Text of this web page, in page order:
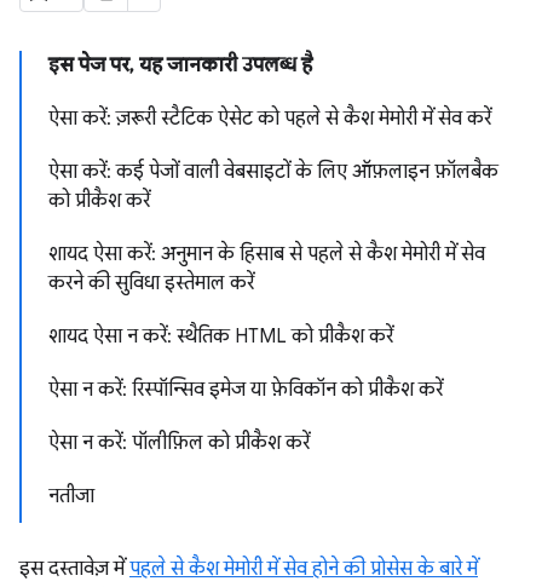
इस पेज पर, यह जानकारी उपलब्ध है
ऐसा करें: ज़रूरी स्टैटिक ऐसेट को पहले से कैश मेमोरी में सेव करें
ऐसा करें: कई पेजों वाली वेबसाइटों के लिए ऑफ़लाइन फ़ॉलबैक
को प्रीकैश करें
शायद ऐसा करें: अनुमान के हिसाब से पहले से कैश मेमोरी में सेव
करने की सुविधा इस्तेमाल करें
शायद ऐसा न करें: स्थैतिक HTML को प्रीकैश करें
ऐसा न करें: रिस्पॉन्सिव इमेज या फ़ेविकॉन को प्रीकैश करें
ऐसा न करें: पॉलीफ़िल को प्रीकैश करें
नतीजा
इस दस्तावेज़ मेंपहले से कैश मेमोरी में सेव होने की प्रोसेस के बारे में